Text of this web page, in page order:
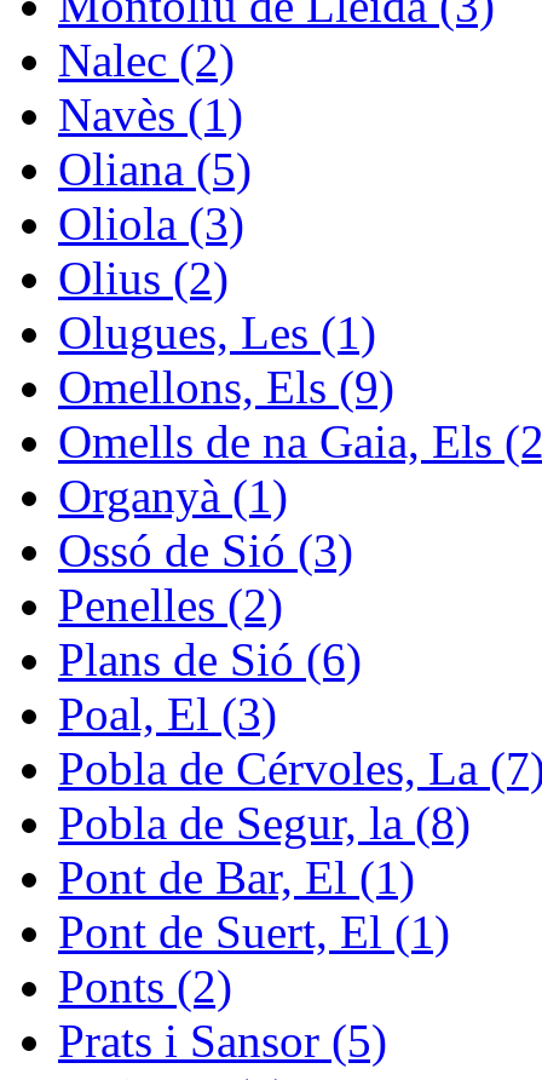
Nalec (2)
Navès (1)
Oliana (5)
Oliola (3)
Olius (2)
Olugues, Les (1)
Omellons, Els (9)
Omells de na Gaia, Els
Organyà (1)
Ossó de Sió (3)
Penelles (2)
Plans de Sió (6)
Poal, El (3)
Pobla de Cérvoles, La
Pobla de Segur, la (8)
Pont de Bar, El (1)
Pont de Suert, El (1)
Ponts (2)
Prats i Sansor (5)